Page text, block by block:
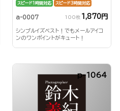
スピード1時間対応 スピード3時間対応
a-0007 100枚 1,870円
シンプルイズベスト！でもメールアイコ
ンのワンポイントがキュート！
p-1064